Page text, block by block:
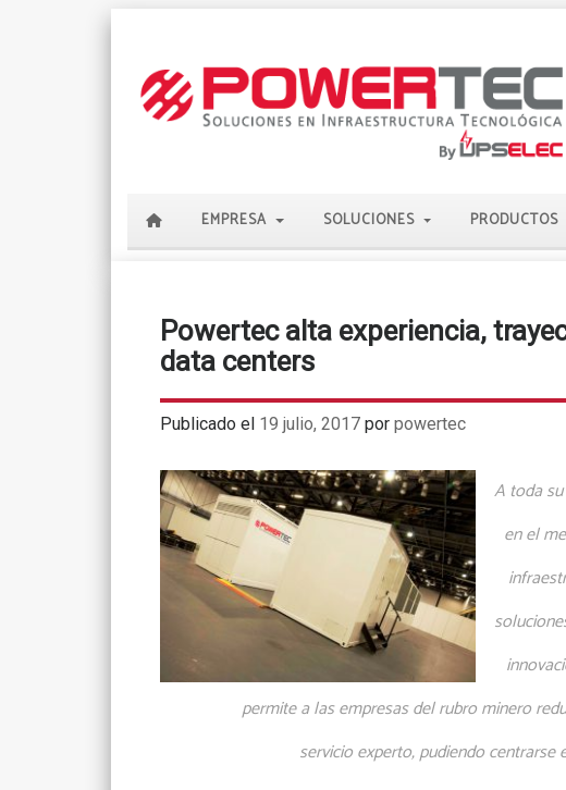
EMPRESA SOLUCIONES PRODUCTOS
Powertec alta experiencia,
data centers
Publicado el 19 julio, 2017 por powertec
A toda
en el
permite a las empresas del rubro minero
servicio experto, pudiendo centrarse